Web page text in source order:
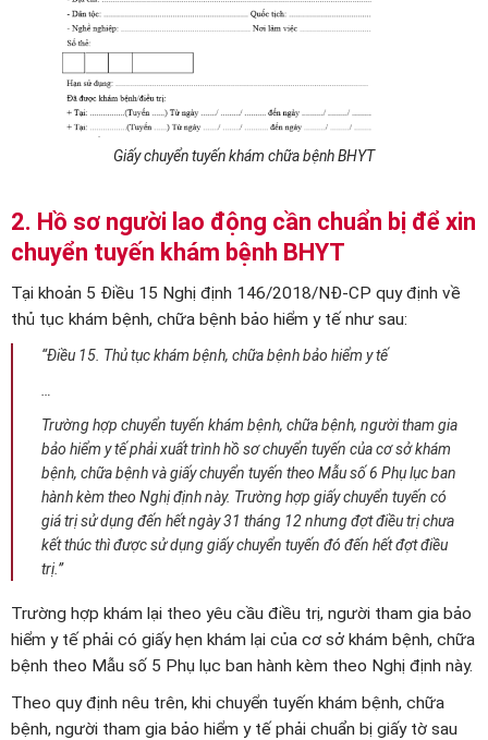
Giấy chuyển tuyến khám chữa bệnh BHYT
2. Hồ sơ người lao động cần chuẩn bị để xin
chuyển tuyến khám bệnh BHYT
Tại khoản 5 Điều 15 Nghị định 146/2018/NĐ-CP quy định về
thủ tục khám bệnh, chữa bệnh bảo hiểm y tế như sau:
“Điều 15. Thủ tục khám bệnh, chữa bệnh bảo hiểm y tế
Trường hợp chuyển tuyến khám bệnh, chữa bệnh, người tham gia
bảo hiểm y tế phải xuất trình hồ sơ chuyển tuyến của cơ sở khám
bệnh, chữa bệnh và giấy chuyển tuyến theo Mẫu số 6 Phụ lục ban
hành kèm theo Nghị định này. Trường hợp giấy chuyển tuyến có
giá trị sử dụng đến hết ngày 31 tháng 12 nhưng đợt điều trị chưa
kết thúc thì được sử dụng giấy chuyển tuyến đó đến hết đợt điều
trị.”
Trường hợp khám lại theo yêu cầu điều trị, người tham gia bảo
hiểm y tế phải có giấy hẹn khám lại của cơ sở khám bệnh, chữa
bệnh theo Mẫu số 5 Phụ lục ban hành kèm theo Nghị định này.
Theo quy định nêu trên, khi chuyển tuyến khám bệnh, chữa
bệnh, người tham gia bảo hiểm y tế phải chuẩn bị giấy tờ sau